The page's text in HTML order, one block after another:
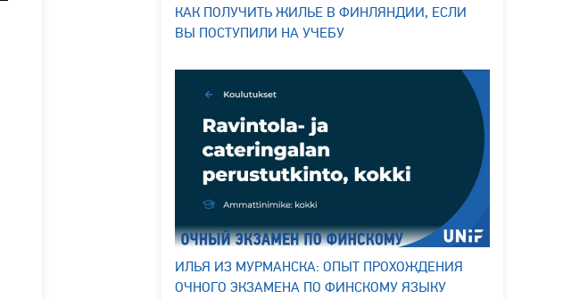
КАК ПОЛУЧИТЬ ЖИЛЬЕ В ФИНЛЯНДИИ, ЕСЛИ
ВЫ ПОСТУПИЛИ НА УЧЕБУ
ИЛЬЯ ИЗ МУРМАНСКА: ОПЫТ ПРОХОЖДЕНИЯ
ОЧНОГО ЭКЗАМЕНА ПО ФИНСКОМУ ЯЗЫКУ